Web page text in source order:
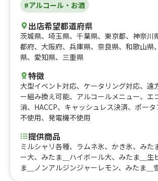
#アルコール・お酒
出店希望都道府県
茨城県、 埼玉県、 千葉県、 東京都、 神奈川
都府、 大阪府、 兵庫県、 奈良県、 和歌山県、
県、 愛知県、 三重県
特徴
大型イベント対応、 ケータリング対応、 遠
ー組み換え可能、 アルコールメニュー、 エ
消、 HACCP、 キャッシュレス決済、 ポー
不使用、 発電機不使用
提供商品
ミルシャリ各種、ラムネ氷、かき氷、みた
ー大、みたま＿ハイボール大、みたま＿生
ま＿ノンアルジンジャーレモン、みたま＿